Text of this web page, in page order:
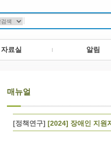
자료실 알림
매뉴얼
[정책연구] [2024] 장애인 지원